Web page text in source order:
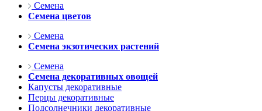
Семена
Семена цветов
Семена
Семена экзотических растений
Семена
Семена декоративных овощей
Капусты декоративные
Перцы декоративные
Подсолнечники декоративные